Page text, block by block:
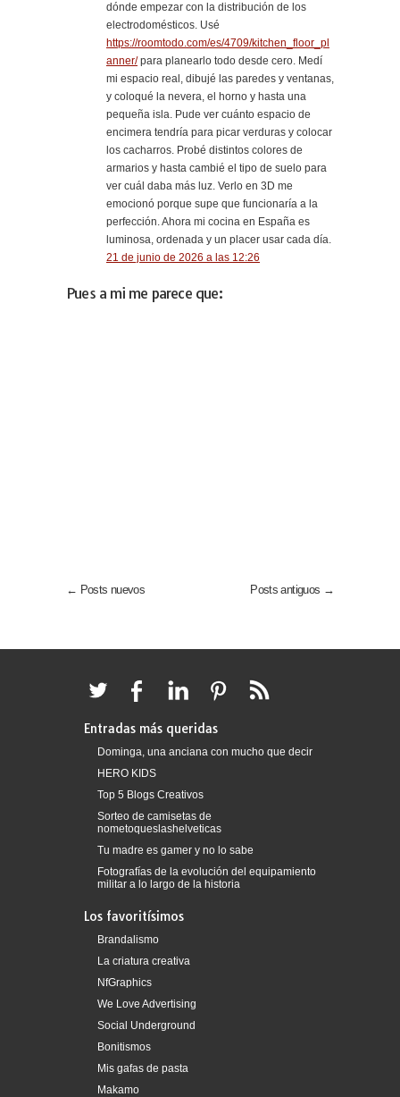
dónde empezar con la distribución de los
electrodomésticos. Usé
https://roomtodo.com/es/4709/kitchen_floor_pl
anner/para planearlo todo desde cero. Medí
mi espacio real, dibujé las paredes y ventanas,
y coloqué la nevera, el horno y hasta una
pequeña isla. Pude ver cuánto espacio de
encimera tendría para picar verduras y colocar
los cacharros. Probé distintos colores de
armarios y hasta cambié el tipo de suelo para
ver cuál daba más luz. Verlo en 3D me
emocionó porque supe que funcionaría a la
perfección. Ahora mi cocina en España es
luminosa, ordenada y un placer usar cada día.
21 de junio de 2026 a las 12:26
Pues a mi me parece que:
← Posts nuevos Posts antiguos →
Entradas más queridas
Dominga, una anciana con mucho que decir
HERO KIDS
Top 5 Blogs Creativos
Sorteo de camisetas de
nometoqueslashelveticas
Tu madre es gamer y no lo sabe
Fotografías de la evolución del equipamiento
militar a lo largo de la historia
Los favoritísimos
Brandalismo
La criatura creativa
NfGraphics
We Love Advertising
Social Underground
Bonitismos
Mis gafas de pasta
Makamo